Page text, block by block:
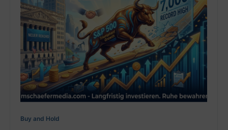
Buy and Hold